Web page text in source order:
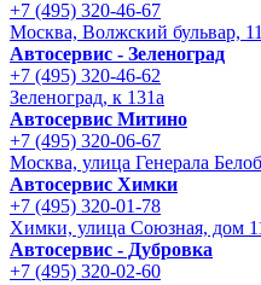
+7 (495) 320-46-67
Москва, Волжский бульвар,
Автосервис - Зеленоград
+7 (495) 320-46-62
Зеленоград, к 131а
Автосервис Митино
+7 (495) 320-06-67
Москва, улица Генерала
Автосервис Химки
+7 (495) 320-01-78
Химки, улица Союзная, дом
Автосервис - Дубровка
+7 (495) 320-02-60